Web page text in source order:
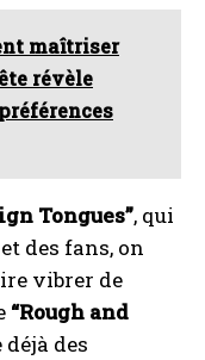
maîtriser
révèle
Tongues”, qui
des fans, on
vibrer de
“Rough and
des